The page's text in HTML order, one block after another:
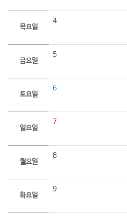
목요일
4
금요일
5
토요일
6
일요일
7
월요일
8
화요일
9